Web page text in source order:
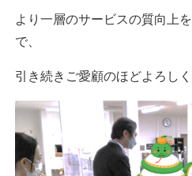
より一層のサービスの質向上
で、
引き続きご愛顧のほどよろし